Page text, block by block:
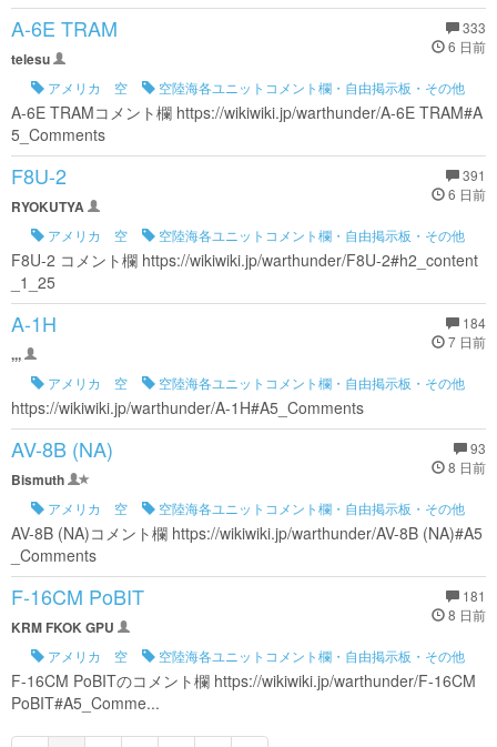
333
6 日前
A-6E TRAM
telesu
アメリカ 空 空陸海各ユニットコメント欄・自由掲示板・その他
A-6E TRAMコメント欄 https://wikiwiki.jp/warthunder/A-6E TRAM#A
5_Comments
391
6 日前
F8U-2
RYOKUTYA
アメリカ 空 空陸海各ユニットコメント欄・自由掲示板・その他
F8U-2 コメント欄 https://wikiwiki.jp/warthunder/F8U-2#h2_content
_1_25
184
7 日前
A-1H
,,,
アメリカ 空 空陸海各ユニットコメント欄・自由掲示板・その他
https://wikiwiki.jp/warthunder/A-1H#A5_Comments
93
8 日前
AV-8B (NA)
Bismuth
アメリカ 空 空陸海各ユニットコメント欄・自由掲示板・その他
AV-8B (NA)コメント欄 https://wikiwiki.jp/warthunder/AV-8B (NA)#A5
_Comments
181
8 日前
F-16CM PoBIT
KRM FKOK GPU
アメリカ 空 空陸海各ユニットコメント欄・自由掲示板・その他
F-16CM PoBITのコメント欄 https://wikiwiki.jp/warthunder/F-16CM
PoBIT#A5_Comme...